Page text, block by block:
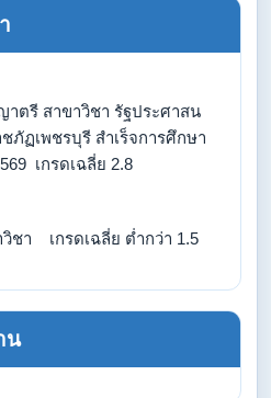
รี สาขาวิชา รัฐประศาสน
ภัฏเพชรบุรี สำเร็จการศึกษา
เกรดเฉลี่ย 2.8
ชา เกรดเฉลี่ย ต่ำกว่า 1.5
น